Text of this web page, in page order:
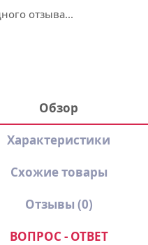
отзыва...
Обзор
Характеристики
Схожие товары
Отзывы (0)
ВОПРОС - ОТВЕТ